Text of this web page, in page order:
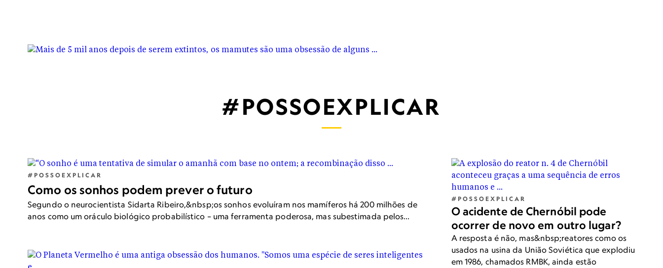
#POSSOEXPLICAR
#POSSOEXPLICAR
Como os sonhos podem prever o futuro
Segundo o neurocientista Sidarta Ribeiro,&nbsp;os sonhos evoluíram nos mamíferos há 200 milhões de
anos como um oráculo biológico probabilístico – uma ferramenta poderosa, mas subestimada pelos
#POSSOEXPLICAR
O acidente de Chernóbil pode
ocorrer de novo em outro lugar?
A resposta é não, mas&nbsp;reatores como os
usados na usina da União Soviética que explodiu
em 1986, chamados RMBK, ainda estão